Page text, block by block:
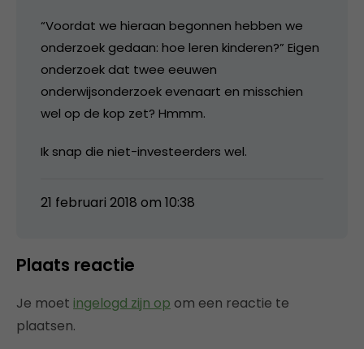
“Voordat we hieraan begonnen hebben we
onderzoek gedaan: hoe leren kinderen?” Eigen
onderzoek dat twee eeuwen
onderwijsonderzoek evenaart en misschien
wel op de kop zet? Hmmm.
Ik snap die niet-investeerders wel.
21 februari 2018 om 10:38
Plaats reactie
Je moet ingelogd zijn op om een reactie te
plaatsen.